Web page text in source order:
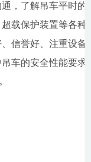
，了解吊车平时的
载保护装置等各种
信誉好、注重设备
车的安全性能要求